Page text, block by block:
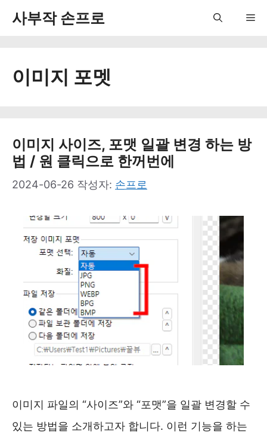
사부작 손프로
이미지 포멧
이미지 사이즈, 포맷 일괄 변경 하는 방
법 / 원 클릭으로 한꺼번에
2024-06-26 작성자: 손프로
이미지 파일의 “사이즈”와 “포맷”을 일괄 변경할 수
있는 방법을 소개하고자 합니다. 이런 기능을 하는